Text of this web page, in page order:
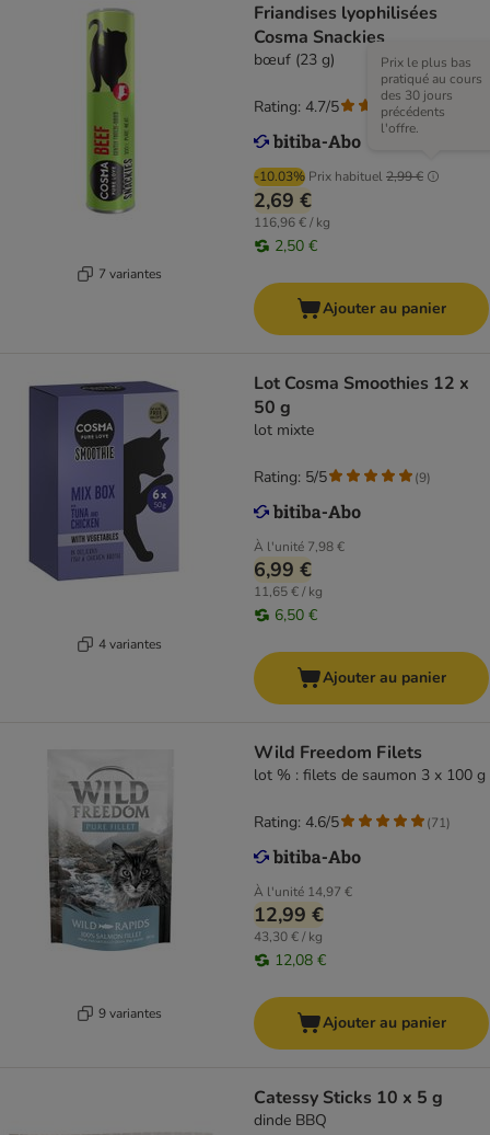
7 variantes
Friandises lyophilisées
Cosma Snackies
bœuf (23 g)
-10.03% Prix habituel2,99 €
Prix le plus bas
pratiqué au cours
des 30 jours
précédents
l'offre.
2,69 €
116,96 € / kg
2,50 €
Rating: 4.7/5 (169
Ajouter au panier
4 variantes
Lot Cosma Smoothies 12 x
50 g
lot mixte
À l'unité 7,98 €
6,99 €
11,65 € / kg
6,50 €
Rating: 5/5 (9)
Ajouter au panier
9 variantes
Wild Freedom Filets
lot % : filets de saumon 3 x 100 g
À l'unité 14,97 €
12,99 €
43,30 € / kg
12,08 €
Rating: 4.6/5 (71)
Ajouter au panier
Catessy Sticks 10 x 5 g
dinde BBQ